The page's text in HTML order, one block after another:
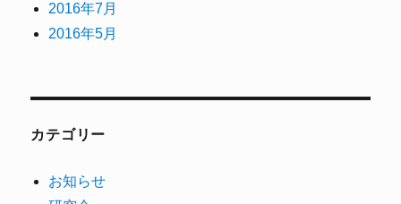
2016年7月
2016年5月
カテゴリー
お知らせ